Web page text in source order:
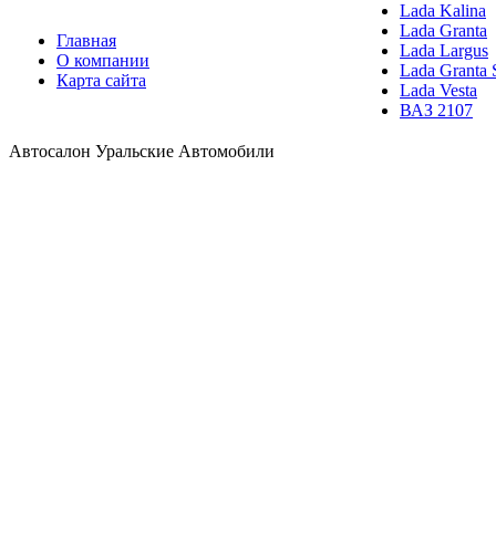
Главная
О компании
Карта сайта
Lada Kalina
Lada Granta
Lada Largus
Lada Granta
Lada Vesta
ВАЗ 2107
Автосалон Уральские Автомобили